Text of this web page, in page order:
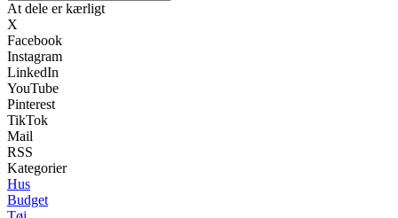
At dele er kærligt
X
Facebook
Instagram
LinkedIn
YouTube
Pinterest
TikTok
Mail
RSS
Kategorier
Hus
Budget